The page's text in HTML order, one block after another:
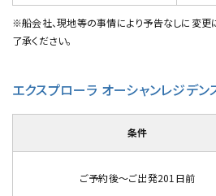
※船会社、現地等の事情により予告なしに変更
了承ください。
エクスプローラ オーシャンレジデン
条件
ご予約後～ご出発201日前